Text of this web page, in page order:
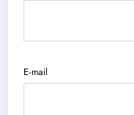
E-mail